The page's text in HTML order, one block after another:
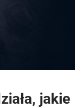
jakie